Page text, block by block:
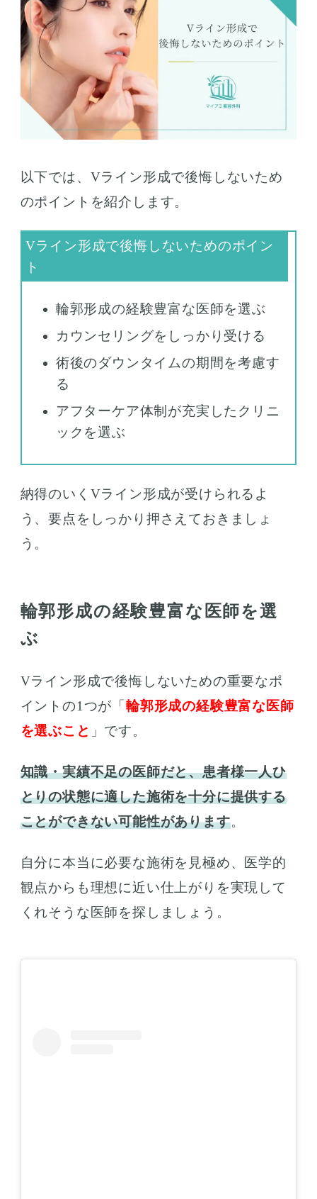
以下では、Vライン形成で後悔しないため
のポイントを紹介します。
輪郭形成の経験豊富な医師を選ぶ
カウンセリングをしっかり受ける
術後のダウンタイムの期間を考慮す
る
アフターケア体制が充実したクリニ
ックを選ぶ
納得のいくVライン形成が受けられるよ
う、要点をしっかり押さえておきましょ
う。
輪郭形成の経験豊富な医師を選
ぶ
Vライン形成で後悔しないための重要なポ
イントの1つが「輪郭形成の経験豊富な医師
を選ぶこと 」です。
知識・実績不足の医師だと、患者様一人ひ
とりの状態に適した施術を十分に提供する
ことができない可能性があります。
自分に本当に必要な施術を見極め、医学的
観点からも理想に近い仕上がりを実現して
くれそうな医師を探しましょう。